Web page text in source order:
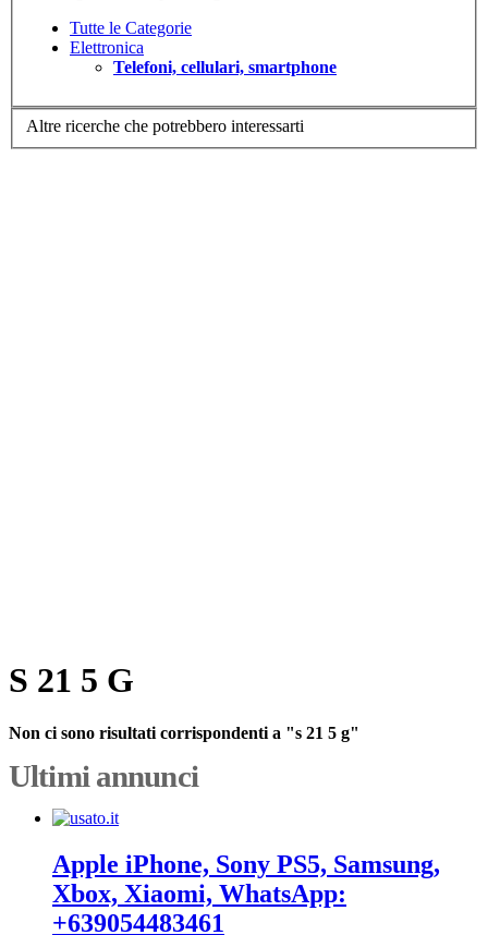
Tutte le Categorie
Elettronica
Telefoni, cellulari, smartphone
Altre ricerche che potrebbero interessarti
S 21 5 G
Non ci sono risultati corrispondenti a "s 21 5 g"
Ultimi annunci
Apple iPhone, Sony PS5, Samsung,
Xbox, Xiaomi, WhatsApp:
+639054483461